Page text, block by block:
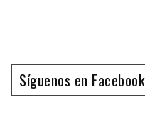
Síguenos en Facebook